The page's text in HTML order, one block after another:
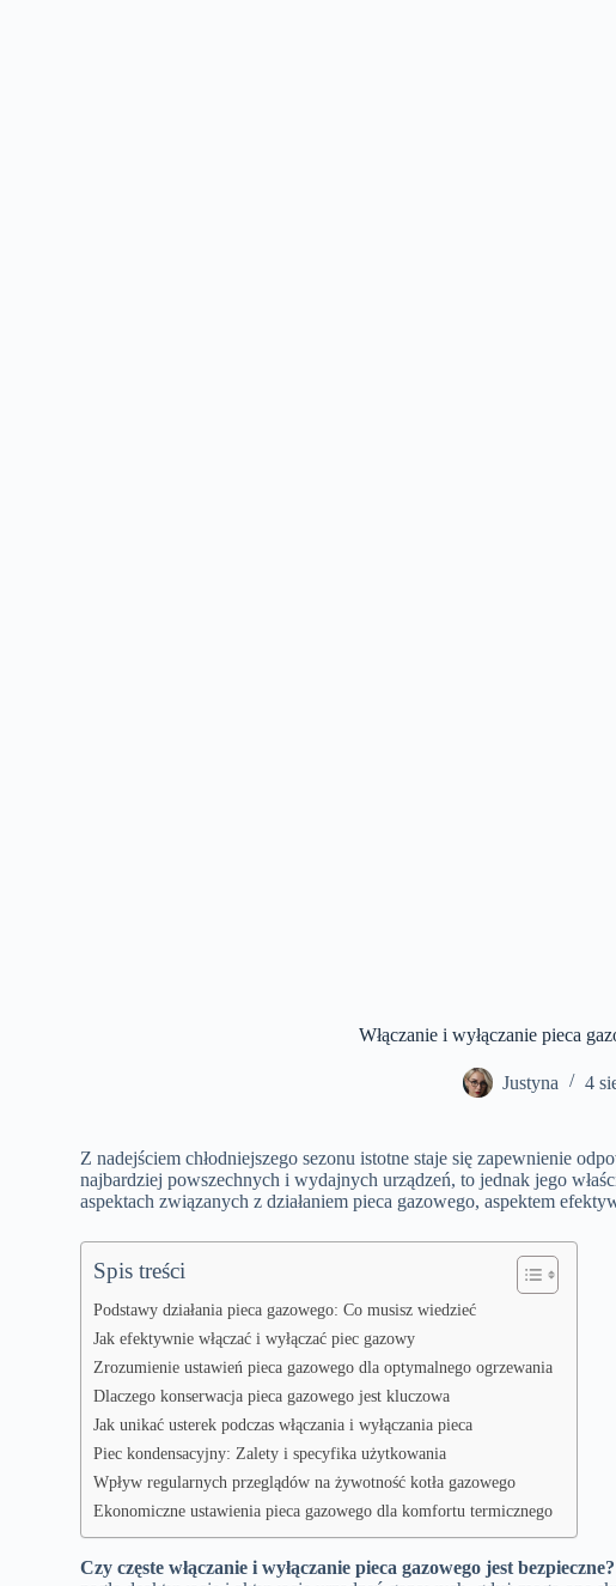
Włączanie i wyłączanie pieca
Justyna 4
Z nadejściem chłodniejszego sezonu istotne staje się zapewnienie
najbardziej powszechnych i wydajnych urządzeń, to jednak jego
aspektach związanych z działaniem pieca gazowego, aspektem
Spis treści
Podstawy działania pieca gazowego: Co musisz wiedzieć
Jak efektywnie włączać i wyłączać piec gazowy
Zrozumienie ustawień pieca gazowego dla optymalnego ogrzewania
Dlaczego konserwacja pieca gazowego jest kluczowa
Jak unikać usterek podczas włączania i wyłączania pieca
Piec kondensacyjny: Zalety i specyfika użytkowania
Wpływ regularnych przeglądów na żywotność kotła gazowego
Ekonomiczne ustawienia pieca gazowego dla komfortu termicznego
Czy częste włączanie i wyłączanie pieca gazowego jest bezpieczne?